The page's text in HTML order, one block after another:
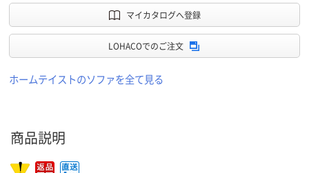
マイカタログへ登録
LOHACOでのご注文
ホームテイストのソファを全て見る
商品説明